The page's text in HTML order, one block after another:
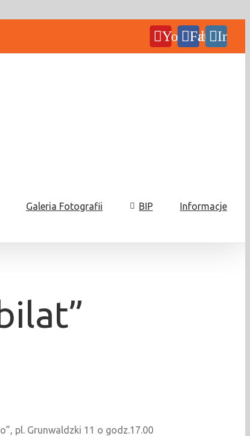
YouTubeFacebook
Galeria Fotografii BIP Informacje
pl. Grunwaldzki 11 o godz.17.00